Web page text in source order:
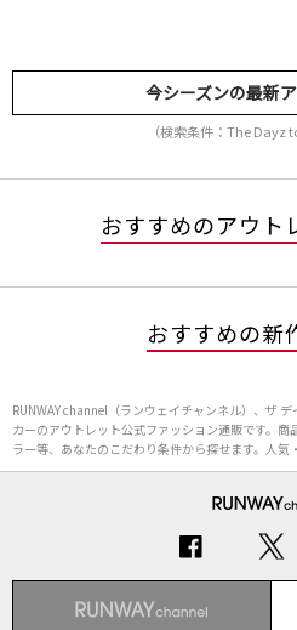
今シーズンの最新
（検索条件：The Dayz
おすすめのアウト
おすすめの新
RUNWAY channel（ランウェイチャンネル）、ザ
カーのアウトレット公式ファッション通販です。
ラー等、あなたのこだわり条件から探せます。人気